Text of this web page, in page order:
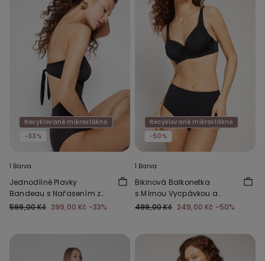
Recyklované mikrovlákno
-33%
1 Barva
Jednodílné Plavky
Bandeau s Nařasením z
Recyklovaného
599,00 Kč 399,00 Kč -33%
Recyklované mikrovlákno
-50%
1 Barva
Bikinová Balkonetka
s Mírnou Vycpávkou a
Řasením Recyklovaná
499,00 Kč 249,00 Kč -50%